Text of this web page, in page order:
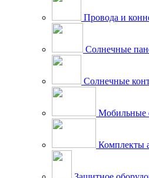
Провода и
Солнечные
Солнечные
Мобильные
Комплекты